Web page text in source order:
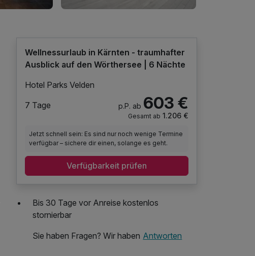
Wellnessurlaub in Kärnten - traumhafter
Ausblick auf den Wörthersee | 6 Nächte
Hotel Parks Velden
7 Tage
p.P. ab 603 €
Gesamt ab 1.206 €
Jetzt schnell sein: Es sind nur noch wenige Termine
verfügbar – sichere dir einen, solange es geht.
Verfügbarkeit prüfen
Bis 30 Tage vor Anreise kostenlos
stornierbar
Sie haben Fragen? Wir haben Antworten